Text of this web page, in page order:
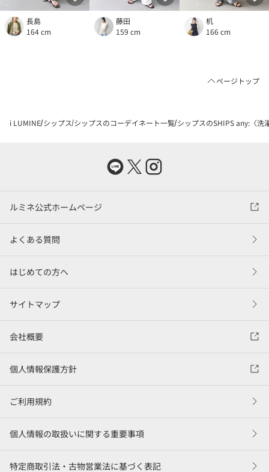
長島
164 cm
藤田
159 cm
机
166 cm
ページトップ
i LUMINE シップス シップスのコーデイネート一覧 シップスのSHIPS any:〈洗
ルミネ公式ホームページ
よくある質問
はじめての方へ
サイトマップ
会社概要
個人情報保護方針
ご利用規約
個人情報の取扱いに関する重要事項
特定商取引法・古物営業法に基づく表記